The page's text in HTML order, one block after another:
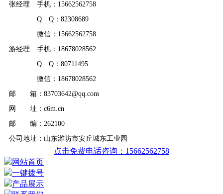
张经理 手机：15662562758
Q Q：82308689
微信：15662562758
游经理 手机：18678028562
Q Q：80711495
微信：18678028562
邮 箱：83703642@qq.com
网 址：c6m.cn
邮 编：262100
公司地址：山东潍坊市安丘城东工业园
点击免费电话咨询：15662562758
网站首页
一键拨号
产品展示